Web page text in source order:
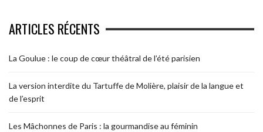
ARTICLES RÉCENTS
La Goulue : le coup de cœur théâtral de l’été parisien
La version interdite du Tartuffe de Molière, plaisir de la langue et
de l’esprit
Les Mâchonnes de Paris : la gourmandise au féminin